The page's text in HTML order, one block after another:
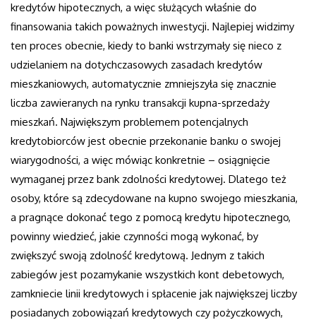
kredytów hipotecznych, a więc służących właśnie do
finansowania takich poważnych inwestycji. Najlepiej widzimy
ten proces obecnie, kiedy to banki wstrzymały się nieco z
udzielaniem na dotychczasowych zasadach kredytów
mieszkaniowych, automatycznie zmniejszyła się znacznie
liczba zawieranych na rynku transakcji kupna-sprzedaży
mieszkań. Największym problemem potencjalnych
kredytobiorców jest obecnie przekonanie banku o swojej
wiarygodności, a więc mówiąc konkretnie – osiągnięcie
wymaganej przez bank zdolności kredytowej. Dlatego też
osoby, które są zdecydowane na kupno swojego mieszkania,
a pragnące dokonać tego z pomocą kredytu hipotecznego,
powinny wiedzieć, jakie czynności mogą wykonać, by
zwiększyć swoją zdolność kredytową. Jednym z takich
zabiegów jest pozamykanie wszystkich kont debetowych,
zamkniecie linii kredytowych i spłacenie jak największej liczby
posiadanych zobowiązań kredytowych czy pożyczkowych,